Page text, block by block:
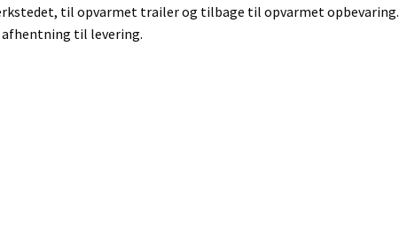
til opvarmet trailer og tilbage til opvarmet opbevaring.
afhentning til levering.